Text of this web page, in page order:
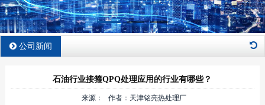
公司新闻
石油行业接箍QPQ处理应用的行业有哪些？
来源： 作者：天津铭亮热处理厂